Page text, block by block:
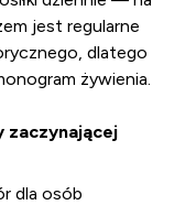
jest regularne
dlatego
żywienia.
zaczynającej
dla osób